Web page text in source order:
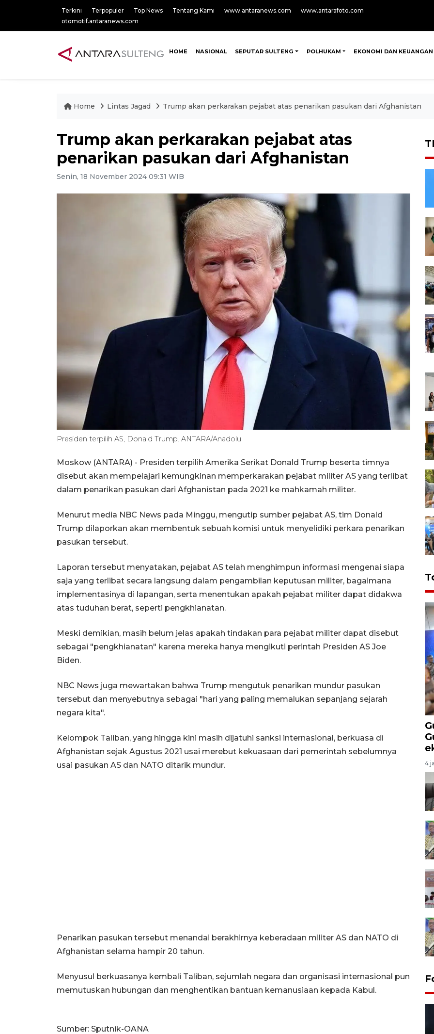
Terkini Terpopuler Top News Tentang Kami www.antaranews.com
www.antarafoto.com
otomotif.antaranews.com
HOME NASIONAL SEPUTAR SULTENG POLHUKAM EKONOMI DAN KEUANGAN
Home Lintas Jagad Trump akan perkarakan pejabat atas penarikan pasukan dari Afghanistan
Trump akan perkarakan pejabat atas
penarikan pasukan dari Afghanistan
Senin, 18 November 2024 09:31 WIB
Presiden terpilih AS, Donald Trump. ANTARA/Anadolu
Moskow (ANTARA) - Presiden terpilih Amerika Serikat Donald Trump beserta timnya
disebut akan mempelajari kemungkinan memperkarakan pejabat militer AS yang terlibat
dalam penarikan pasukan dari Afghanistan pada 2021 ke mahkamah militer.
Menurut media NBC News pada Minggu, mengutip sumber pejabat AS, tim Donald
Trump dilaporkan akan membentuk sebuah komisi untuk menyelidiki perkara penarikan
pasukan tersebut.
Laporan tersebut menyatakan, pejabat AS telah menghimpun informasi mengenai siapa
saja yang terlibat secara langsung dalam pengambilan keputusan militer, bagaimana
implementasinya di lapangan, serta menentukan apakah pejabat militer dapat didakwa
atas tuduhan berat, seperti pengkhianatan.
Meski demikian, masih belum jelas apakah tindakan para pejabat militer dapat disebut
sebagai "pengkhianatan" karena mereka hanya mengikuti perintah Presiden AS Joe
Biden.
NBC News juga mewartakan bahwa Trump mengutuk penarikan mundur pasukan
tersebut dan menyebutnya sebagai "hari yang paling memalukan sepanjang sejarah
negara kita".
Kelompok Taliban, yang hingga kini masih dijatuhi sanksi internasional, berkuasa di
Afghanistan sejak Agustus 2021 usai merebut kekuasaan dari pemerintah sebelumnya
usai pasukan AS dan NATO ditarik mundur.
Penarikan pasukan tersebut menandai berakhirnya keberadaan militer AS dan NATO di
Afghanistan selama hampir 20 tahun.
Menyusul berkuasanya kembali Taliban, sejumlah negara dan organisasi internasional pun
memutuskan hubungan dan menghentikan bantuan kemanusiaan kepada Kabul.
Sumber: Sputnik-OANA
4